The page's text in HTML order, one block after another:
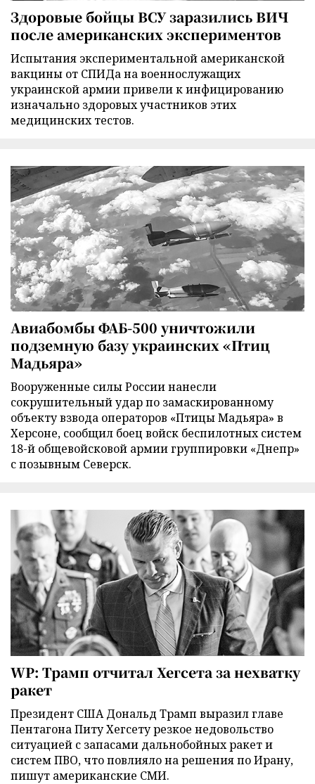
Здоровые бойцы ВСУ заразились ВИЧ
после американских экспериментов
Испытания экспериментальной американской
вакцины от СПИДа на военнослужащих
украинской армии привели к инфицированию
изначально здоровых участников этих
медицинских тестов.
Авиабомбы ФАБ-500 уничтожили
подземную базу украинских «Птиц
Мадьяра»
Вооруженные силы России нанесли
сокрушительный удар по замаскированному
объекту взвода операторов «Птицы Мадьяра» в
Херсоне, сообщил боец войск беспилотных систем
18-й общевойсковой армии группировки «Днепр»
с позывным Северск.
WP: Трамп отчитал Хегсета за нехватку
ракет
Президент США Дональд Трамп выразил главе
Пентагона Питу Хегсету резкое недовольство
ситуацией с запасами дальнобойных ракет и
систем ПВО, что повлияло на решения по Ирану,
пишут американские СМИ.